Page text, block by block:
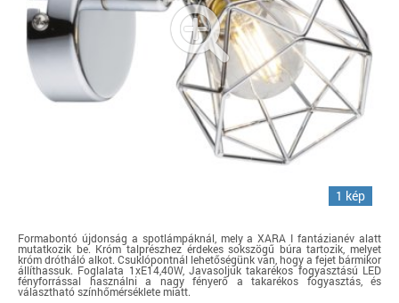
1 kép
Formabontó újdonság a spotlámpáknál, mely a XARA I fantázianév alatt
mutatkozik be. Króm talprészhez érdekes sokszögű búra tartozik, melyet
króm drótháló alkot. Csuklópontnál lehetőségünk van, hogy a fejet bármikor
állíthassuk. Foglalata 1xE14,40W, Javasoljuk takarékos fogyasztású LED
fényforrással használni a nagy fényerő a takarékos fogyasztás, és
választható színhőmérséklete miatt.